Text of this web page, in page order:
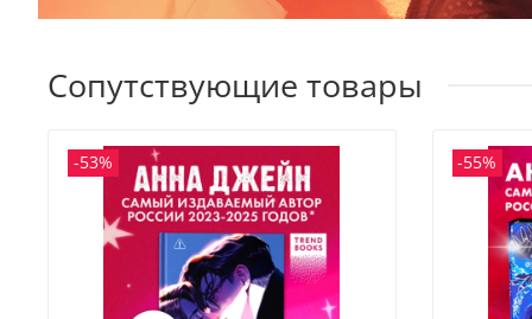
Сопутствующие товары
-53% -55%